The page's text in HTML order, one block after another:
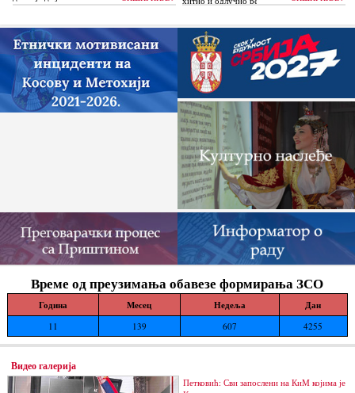
нелегалних грађевинских...
Време од преузимања обавезе формирања ЗСО
Година Месец Недеља Дан
11 139 607 4255
Видео галерија
Петковић: Сви запослени на КиМ којима је